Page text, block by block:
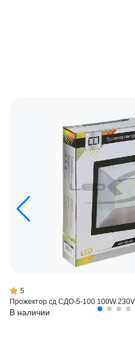
5
Прожектор сд СДО-5-100 100W
В наличии